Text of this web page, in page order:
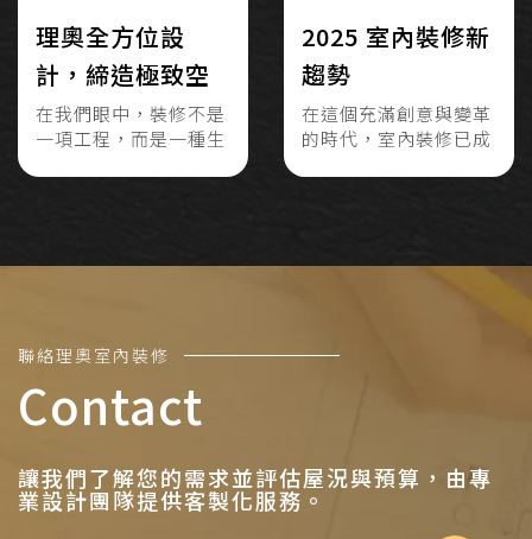
理奧全方位設
計，締造極致空
間
每一個空間，都應該
感、習慣與故事。
在我們眼中，裝修不是
一項工程，而是一種生
規劃，到材質選擇與光
域。
2025 室內裝修新
趨勢
在這個充滿創意與變革
的時代，室內裝修已成
裝修都是一項值得投資
的多重好處，並鼓勵讀
聯絡理 奧 室 內 裝修
Contact
讓我們了解您的需求並評估屋況與預算，由專
業設計團隊提供客製化服務。